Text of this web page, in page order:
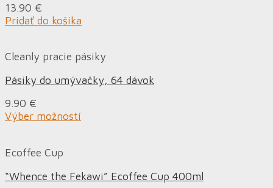
13.90 €
Pridať do košíka
Cleanly pracie pásiky
Pásiky do umývačky, 64 dávok
9.90 €
Výber možností
Ecoffee Cup
“Whence the Fekawi” Ecoffee Cup 400ml